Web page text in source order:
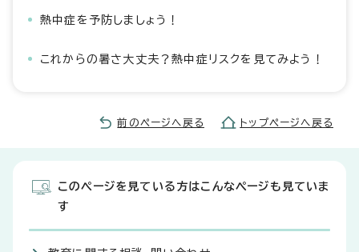
熱中症を予防しましょう！
これからの暑さ大丈夫？熱中症リスクを見てみよう！
前のページへ戻る トップページへ戻る
このページを見ている方はこんなページも見ていま
す